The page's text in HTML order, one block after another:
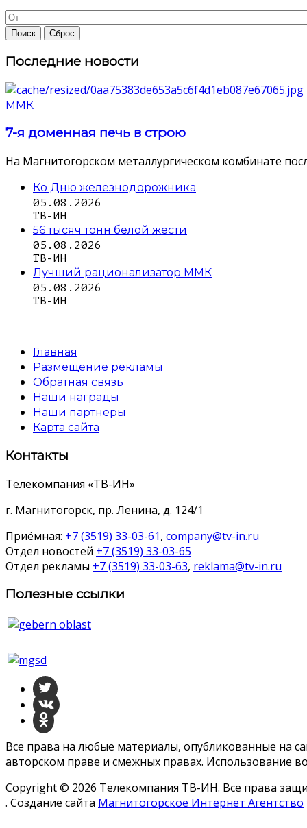
Последние новости
ММК
7-я доменная печь в строю
На Магнитогорском металлургическом комбинате
Ко Дню железнодорожника
05.08.2026
ТВ-ИН
56 тысяч тонн белой жести
05.08.2026
ТВ-ИН
Лучший рационализатор ММК
05.08.2026
ТВ-ИН
Главная
Размещение рекламы
Обратная связь
Наши награды
Наши партнеры
Карта сайта
Контакты
Телекомпания «ТВ-ИН»
г. Магнитогорск, пр. Ленина, д. 124/1
Приёмная: +7 (3519) 33-03-61, company@tv-in.ru
Отдел новостей +7 (3519) 33-03-65
Отдел рекламы +7 (3519) 33-03-63, reklama@tv-in.ru
Полезные ссылки
Все права на любые материалы, опубликованные на
авторском праве и смежных правах. Использование
Copyright © 2026 Телекомпания ТВ-ИН. Все права
. Создание сайта Магнитогорское Интернет Агентство